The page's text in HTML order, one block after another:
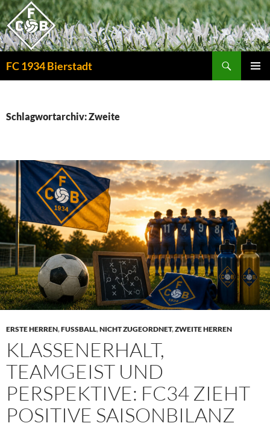
Zum
Inhalt
springen
FC 1934 Bierstadt
Schlagwortarchiv: Zweite
ERSTE HERREN,FUSSBALL,NICHT ZUGEORDNET,ZWEITE HERREN
KLASSENERHALT,
TEAMGEIST UND
PERSPEKTIVE: FC34 ZIEHT
POSITIVE SAISONBILANZ